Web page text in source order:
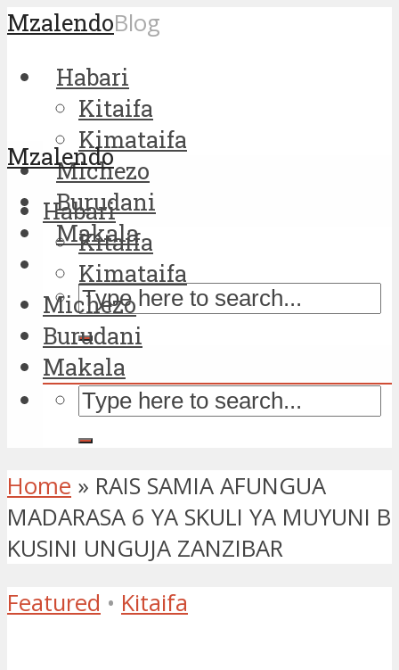
MzalendoBlog
Habari
Kitaifa
Kimataifa
Michezo
Burudani
Makala
Mzalendo
Habari
Kitaifa
Kimataifa
Michezo
Burudani
Makala
Home » RAIS SAMIA AFUNGUA
MADARASA 6 YA SKULI YA MUYUNI B
KUSINI UNGUJA ZANZIBAR
Featured • Kitaifa